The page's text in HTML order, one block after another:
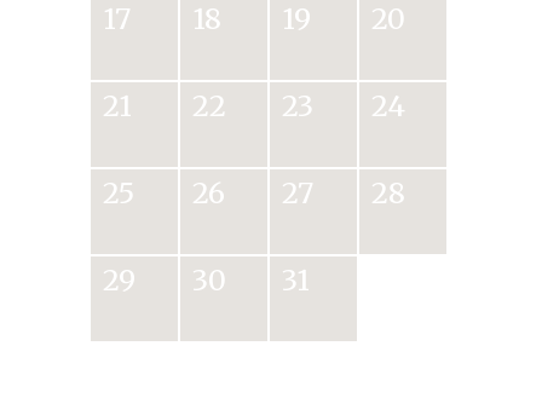
17 18 19 20
21 22 23 24
25 26 27 28
29 30 31